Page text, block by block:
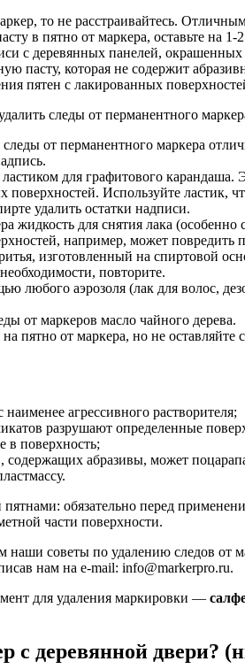
то не расстраивайтесь.
в пятно от маркера, оставьте на
с деревянных панелей,
пасту, которая не содержит
пятен с лакированных
следы от перманентного
от перманентного маркера
для графитового карандаша.
поверхностей. Используйте ластик,
удалить остатки надписи.
жидкость для снятия лака
например, может
изготовленный на спиртовой
повторите.
любого аэрозоля (лак для волос,
от маркеров масло чайного дерева.
пятно от маркера, но не оставляйте
наименее агрессивного растворителя;
разрушают определенные
в поверхность;
абразивы, может
обязательно перед
части поверхности.
наши советы по удалению следов от
нам на e-mail: info@markerpro.ru.
для удаления маркировки —
деревянной двери?